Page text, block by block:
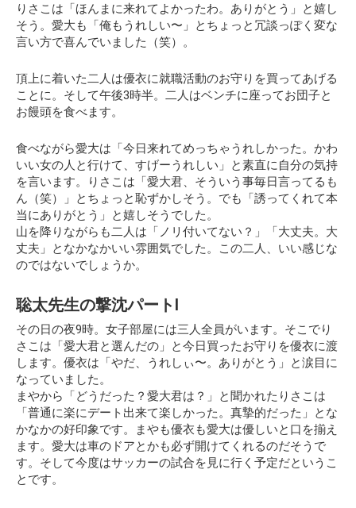
りさこは「ほんまに来れてよかったわ。ありがとう」と嬉し
そう。愛大も「俺もうれしい〜」とちょっと冗談っぽく変な
言い方で喜んでいました（笑）。
頂上に着いた二人は優衣に就職活動のお守りを買ってあげる
ことに。そして午後3時半。二人はベンチに座ってお団子と
お饅頭を食べます。
食べながら愛大は「今日来れてめっちゃうれしかった。かわ
いい女の人と行けて、すげーうれしい」と素直に自分の気持
を言います。りさこは「愛大君、そういう事毎日言ってるも
ん（笑）」とちょっと恥ずかしそう。でも「誘ってくれて本
当にありがとう」と嬉しそうでした。
山を降りながらも二人は「ノリ付いてない？」「大丈夫。大
丈夫」となかなかいい雰囲気でした。この二人、いい感じな
のではないでしょうか。
聡太先生の撃沈パートⅠ
その日の夜9時。女子部屋には三人全員がいます。そこでり
さこは「愛大君と選んだの」と今日買ったお守りを優衣に渡
します。優衣は「やだ、うれしぃ〜。ありがとう」と涙目に
なっていました。
まやから「どうだった？愛大君は？」と聞かれたりさこは
「普通に楽にデート出来て楽しかった。真摯的だった」とな
かなかの好印象です。まやも優衣も愛大は優しいと口を揃え
ます。愛大は車のドアとかも必ず開けてくれるのだそうで
す。そして今度はサッカーの試合を見に行く予定だというこ
とです。